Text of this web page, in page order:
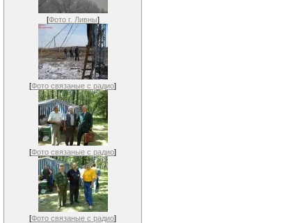
[Фото г. Ливны]
[Фото связаные с радио]
[Фото связаные с радио]
[Фото связаные с радио]